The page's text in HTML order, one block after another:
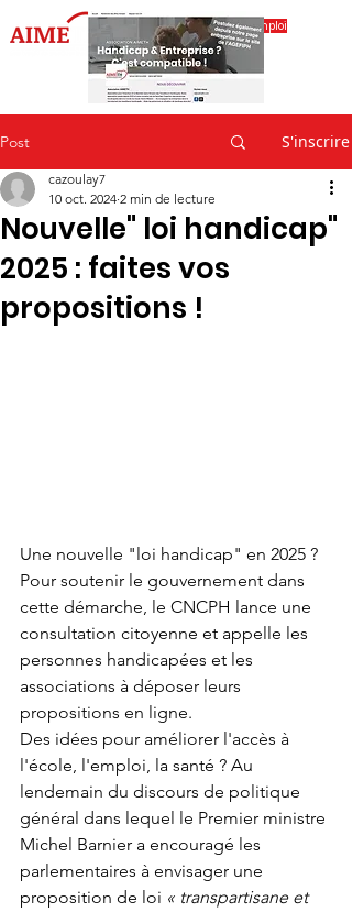
Accéder à l'espace emploi
Post S'inscrire
Nouvelle" loi handicap"
2025 : faites vos
propositions !
cazoulay7
10 oct. 2024 2 min de lecture
Une nouvelle "loi handicap" en 2025 ?
Pour soutenir le gouvernement dans
cette démarche, le CNCPH lance une
consultation citoyenne et appelle les
personnes handicapées et les
associations à déposer leurs
propositions en ligne.
Des idées pour améliorer l'accès à
l'école, l'emploi, la santé ? Au
lendemain du discours de politique
général dans lequel le Premier ministre
Michel Barnier a encouragé les
parlementaires à envisager une
proposition de loi « transpartisane et